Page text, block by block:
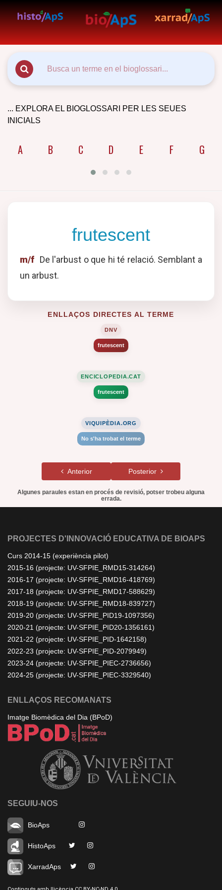
... EXPLORA EL BIOGLOSSARI PER LES SEUES
INICIALS
A B C D E F G
frutescent
m/f De l'arbust o que hi té relació. Semblant a
un arbust.
ENLLAÇOS DIRECTES AL TERME
DNV
frutescent
ENCICLOPEDIA.CAT
frutescent
VIQUIPÈDIA.ORG
No s'ha trobat el terme
Anterior Posterior
Algunes paraules estan en procés de revisió, potser trobeu alguna
errada.
PROJECTES D'INNOVACIÓ EDUCATIVA DE BIOAPS
Curs 2014-15 (experiència pilot)
2015-16 (projecte: UV-SFPIE_RMD15-314264)
2016-17 (projecte: UV-SFPIE_RMD16-418769)
2017-18 (projecte: UV-SFPIE_RMD17-588629)
2018-19 (projecte: UV-SFPIE_RMD18-839727)
2019-20 (projecte: UV-SFPIE_PID19-1097356)
2020-21 (projecte: UV-SFPIE_PID20-1356161)
2021-22 (projecte: UV-SFPIE_PID-1642158)
2022-23 (projecte: UV-SFPIE_PID-2079949)
2023-24 (projecte: UV-SFPIE_PIEC-2736656)
2024-25 (projecte: UV-SFPIE_PIEC-3329540)
ENLLAÇOS RECOMANATS
Imatge Biomèdica del Dia (BPoD)
SEGUIU-NOS
BioAps
HistoAps
XarradAps